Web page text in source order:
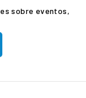
sobre eventos,